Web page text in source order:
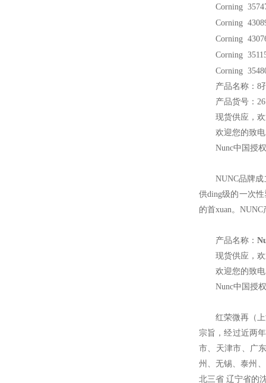
Corning
Corning
Corning
Corning
Corning
产品名称：8
产品货号：
现货供应，
欢迎您的
Nunc中国授
NUNC品牌成
供ding级的一次
的首xuan。
产品名称：
现货供应，
欢迎您的
Nunc中国授
红荣微再（
宗旨，经过近两
市、天津市、广
州、无锡、泰州
北三省 辽宁省的